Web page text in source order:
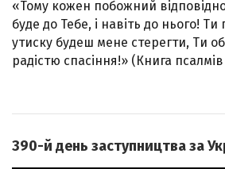
«Тому кожен побожний
буде до Тебе, і навіть до нього!
утиску будеш мене стерегти, Ти
радістю спасіння!» (Книга псалмів
390-й день заступництва за